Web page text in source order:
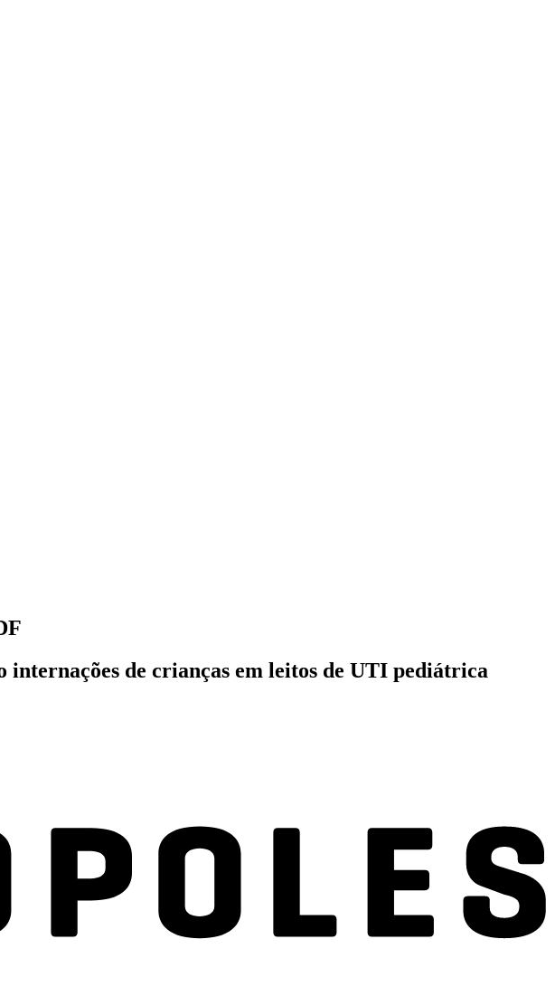
internações de crianças em leitos de UTI pediátrica